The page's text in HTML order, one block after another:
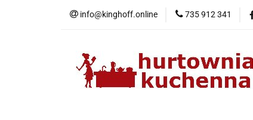
info@kinghoff.online 735 912 341
Kategorie